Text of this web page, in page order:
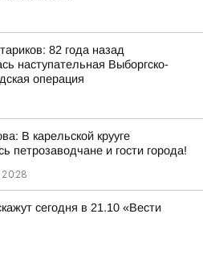
82 года назад
наступательная Выборгско-
операция
В карельской крууге
петрозаводчане и гости города!
20:28
сегодня в 21.10 «Вести